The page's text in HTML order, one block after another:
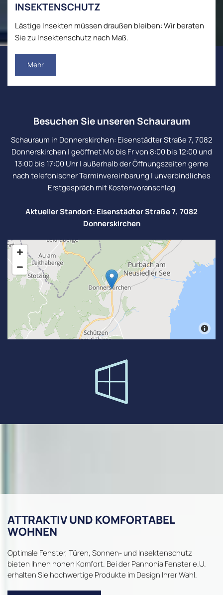
INSEKTENSCHUTZ
Lästige Insekten müssen draußen bleiben: Wir beraten
Sie zu Insektenschutz nach Maß.
Mehr
Besuchen Sie unseren Schauraum
Schauraum in Donnerskirchen: Eisenstädter Straße 7, 7082
Donnerskirchen | geöffnet Mo bis Fr von 8:00 bis 12:00 und
13:00 bis 17:00 Uhr | außerhalb der Öffnungszeiten gerne
nach telefonischer Terminvereinbarung | unverbindliches
Erstgespräch mit Kostenvoranschlag
Aktueller Standort: Eisenstädter Straße 7, 7082
Donnerskirchen
ATTRAKTIV UND KOMFORTABEL
WOHNEN
Optimale Fenster, Türen, Sonnen- und Insektenschutz
bieten Ihnen hohen Komfort. Bei der Pannonia Fenster e.U.
erhalten Sie hochwertige Produkte im Design Ihrer Wahl.